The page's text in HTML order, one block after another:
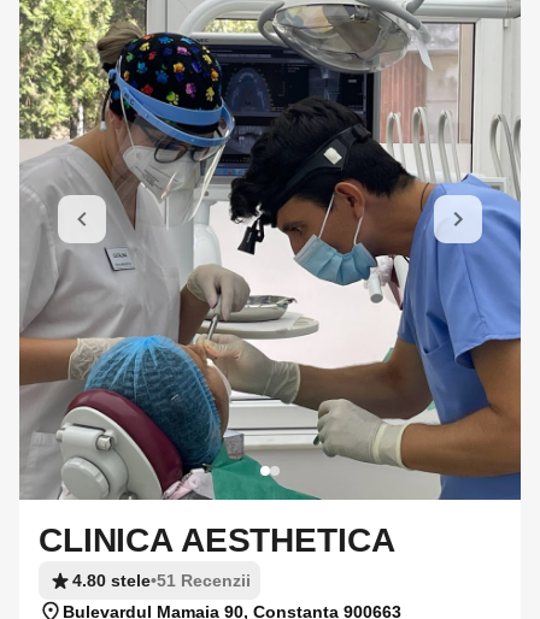
CLINICA AESTHETICA
4.80 stele•51 Recenzii
Bulevardul Mamaia 90, Constanța 900663